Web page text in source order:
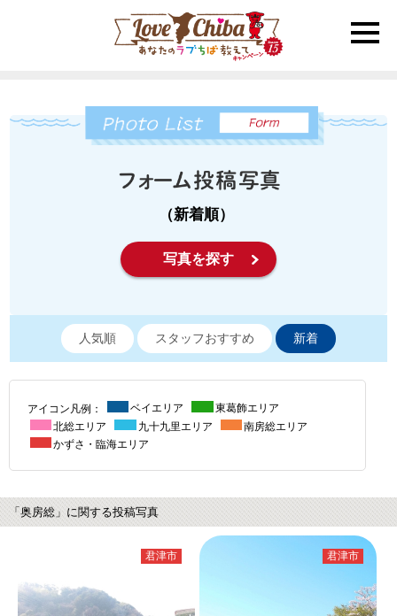
toggle
（新着順）
写真を探す
人気順 スタッフおすすめ 新着
アイコン凡例： ベイエリア
東葛飾エリア
北総エリア
九十九里エリア
南房総エリア
かずさ・臨海エリア
「奥房総」に関する投稿写真
君津市 君津市